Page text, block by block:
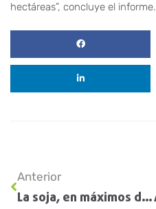
hectáreas”, concluye el informe.
Anterior
La soja, en máximos de un mes por la sequía en Estados Unidos: en Rosario pagaron $92.000 la tonelada